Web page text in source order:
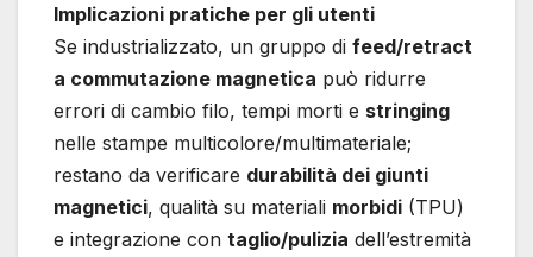
Implicazioni pratiche per gli utenti
Se industrializzato, un gruppo di feed/retract
a commutazione magnetica può ridurre
errori di cambio filo, tempi morti e stringing
nelle stampe multicolore/multimateriale;
restano da verificare durabilità dei giunti
magnetici, qualità su materiali morbidi (TPU)
e integrazione con taglio/pulizia dell’estremità